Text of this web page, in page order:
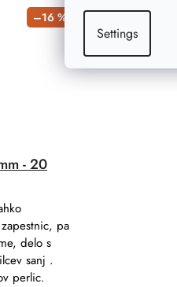
Settings
–16 %
- 20
pa
delo s
sanj .
perlic.